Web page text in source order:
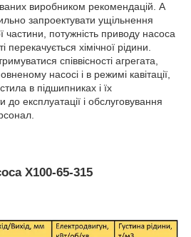
виробником рекомендацій. А
запроектувати ущільнення
частини, потужність приводу насоса
перекачується хімічної рідини.
співвісності агрегата,
насосі і в режимі кавітації,
в підшипниках і їх
експлуатації і обслуговування
Х100-65-315